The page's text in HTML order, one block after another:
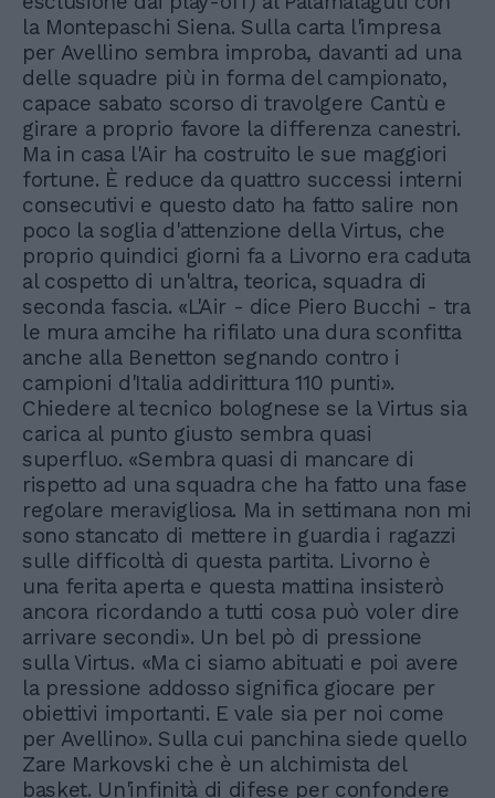
la Montepaschi Siena. Sulla carta l'impresa
per Avellino sembra improba, davanti ad una
delle squadre più in forma del campionato,
capace sabato scorso di travolgere Cantù e
girare a proprio favore la differenza canestri.
Ma in casa l'Air ha costruito le sue maggiori
fortune. È reduce da quattro successi interni
consecutivi e questo dato ha fatto salire non
poco la soglia d'attenzione della Virtus, che
proprio quindici giorni fa a Livorno era caduta
al cospetto di un'altra, teorica, squadra di
seconda fascia. «L'Air - dice Piero Bucchi - tra
le mura amcihe ha rifilato una dura sconfitta
anche alla Benetton segnando contro i
campioni d'Italia addirittura 110 punti».
Chiedere al tecnico bolognese se la Virtus sia
carica al punto giusto sembra quasi
superfluo. «Sembra quasi di mancare di
rispetto ad una squadra che ha fatto una fase
regolare meravigliosa. Ma in settimana non mi
sono stancato di mettere in guardia i ragazzi
sulle difficoltà di questa partita. Livorno è
una ferita aperta e questa mattina insisterò
ancora ricordando a tutti cosa può voler dire
arrivare secondi». Un bel pò di pressione
sulla Virtus. «Ma ci siamo abituati e poi avere
la pressione addosso significa giocare per
obiettivi importanti. E vale sia per noi come
per Avellino». Sulla cui panchina siede quello
Zare Markovski che è un alchimista del
basket. Un'infinità di difese per confondere